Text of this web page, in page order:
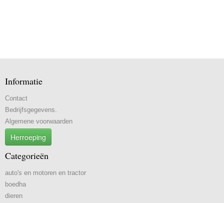
Informatie
Contact
Bedrijfsgegevens.
Algemene voorwaarden
Herroeping
Categorieën
auto's en motoren en tractor
boedha
dieren